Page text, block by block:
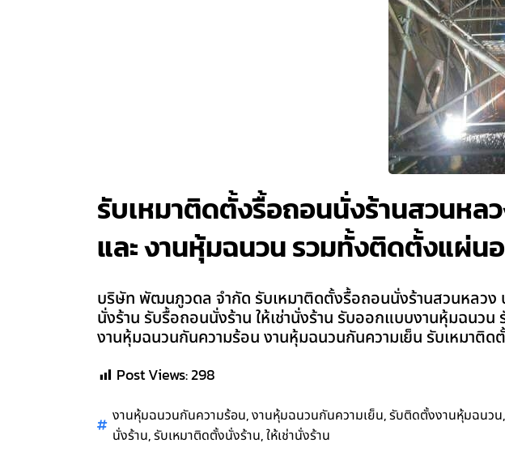
รับเหมาติดตั้งรื้อถอนนั่งร้านสวนหล
และ งานหุ้มฉนวน รวมทั้งติดตั้งแผ่น
บริษัท พัฒนภูวดล จำกัด รับเหมาติดตั้งรื้อถอนนั่งร้านสวนหลวง
นั่งร้าน รับรื้อถอนนั่งร้าน ให้เช่านั่งร้าน รับออกแบบงานหุ้มฉน
งานหุ้มฉนวนกันความร้อน งานหุ้มฉนวนกันความเย็น รับเหมาติ
Post Views:298
งานหุ้มฉนวนกันความร้อน,งานหุ้มฉนวนกันความเย็น,รับติดตั้งงานหุ้มฉนวน,
นั่งร้าน,รับเหมาติดตั้งนั่งร้าน,ให้เช่านั่งร้าน